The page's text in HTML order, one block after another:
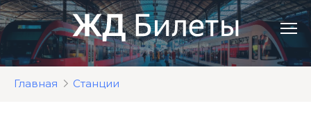
Перейти
к
контенту
Главная Станции